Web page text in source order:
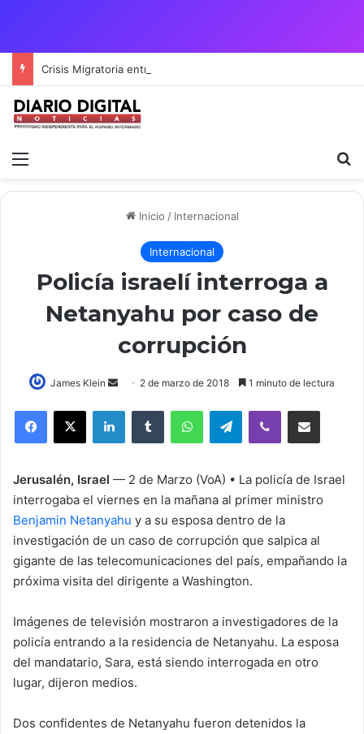
Inicio / Internacional
Internacional
Policía israelí interroga a
Netanyahu por caso de
corrupción
James Klein
d
n
e
m
a
i
l
2 de marzo de 2018 1 minuto de lectura
Telegram
Jerusalén, Israel — 2 de Marzo (VoA) • La policía de Israel
interrogaba el viernes en la mañana al primer ministro
Benjamin Netanyahu y a su esposa dentro de la
investigación de un caso de corrupción que salpica al
gigante de las telecomunicaciones del país, empañando la
próxima visita del dirigente a Washington.
Imágenes de televisión mostraron a investigadores de la
policía entrando a la residencia de Netanyahu. La esposa
del mandatario, Sara, está siendo interrogada en otro
lugar, dijeron medios.
Dos confidentes de Netanyahu fueron detenidos la